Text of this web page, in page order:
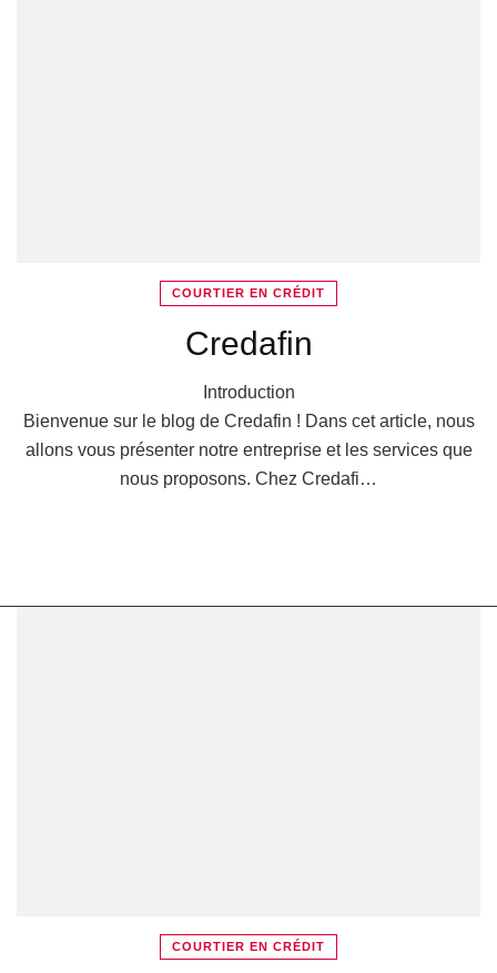
COURTIER EN CRÉDIT
Credafin
Introduction
Bienvenue sur le blog de Credafin ! Dans cet article, nous
allons vous présenter notre entreprise et les services que
nous proposons. Chez Credafi…
COURTIER EN CRÉDIT